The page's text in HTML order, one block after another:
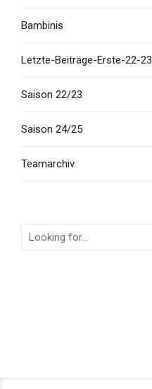
Bambinis
Letzte-Beiträge-Erste-22-23
Saison 22/23
Saison 24/25
Teamarchiv